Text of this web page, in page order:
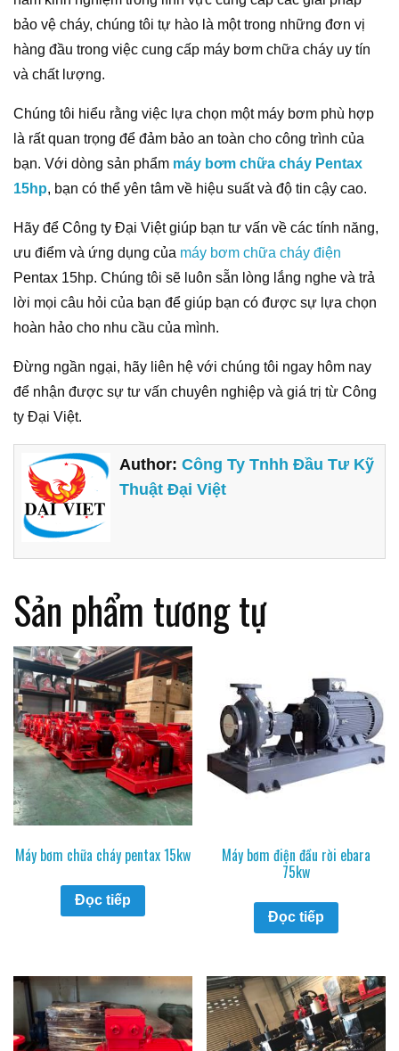
bảo vệ cháy, chúng tôi tự hào là một trong những đơn vị
hàng đầu trong việc cung cấp máy bơm chữa cháy uy tín
và chất lượng.
Chúng tôi hiểu rằng việc lựa chọn một máy bơm phù hợp
là rất quan trọng để đảm bảo an toàn cho công trình của
bạn. Với dòng sản phẩm máy bơm chữa cháy Pentax
15hp, bạn có thể yên tâm về hiệu suất và độ tin cậy cao.
Hãy để Công ty Đại Việt giúp bạn tư vấn về các tính năng,
ưu điểm và ứng dụng của máy bơm chữa cháy điện
Pentax 15hp. Chúng tôi sẽ luôn sẵn lòng lắng nghe và trả
lời mọi câu hỏi của bạn để giúp bạn có được sự lựa chọn
hoàn hảo cho nhu cầu của mình.
Đừng ngần ngại, hãy liên hệ với chúng tôi ngay hôm nay
để nhận được sự tư vấn chuyên nghiệp và giá trị từ Công
ty Đại Việt.
Author:Công Ty Tnhh Đầu Tư Kỹ
Thuật Đại Việt
Sản phẩm tương tự
Máy bơm chữa cháy pentax 15kw
Đọc tiếp
Máy bơm điện đầu rời ebara
75kw
Đọc tiếp